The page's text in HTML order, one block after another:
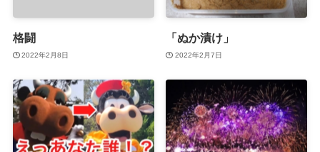
格闘
2022年2月8日
「ぬか漬け」
2022年2月7日